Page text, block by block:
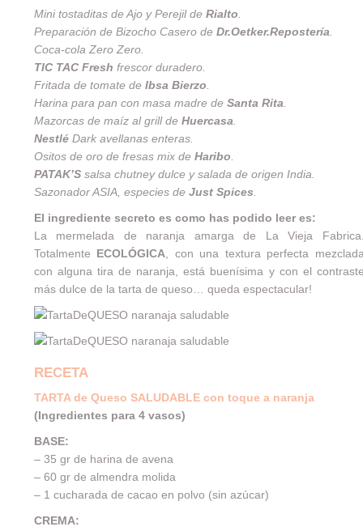
Mini tostaditas de Ajo y Perejil de Rialto
Preparación de Bizocho Casero de Dr.Oetker.Repostería
Coca-cola Zero Zero.
TIC TAC Fresh frescor duradero.
Fritada de tomate de Ibsa Bierzo
Harina para pan con masa madre de Santa Rita
Mazorcas de maíz al grill de Huercasa
NestléDark avellanas enteras.
Ositos de oro de fresas mix de Haribo
PATAK’Ssalsa chutney dulce y salada de origen India.
Sazonador ASIA, especies de Just Spices
El ingrediente secreto es como has podido leer es:
La mermelada de naranja amarga de La Vieja Fabrica
Totalmente ECOLÓGICA , con una textura perfecta
con alguna tira de naranja, está buenísima y con el
más dulce de la tarta de queso… queda espectacular!
RECETA
TARTA de Queso SALUDABLE con toque a naranja
(Ingredientes para 4 vasos)
BASE:
– 35 gr de harina de avena
– 60 gr de almendra molida
– 1 cucharada de cacao en polvo (sin azúcar)
CREMA: